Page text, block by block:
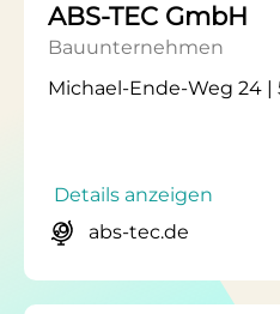
ABS-TEC GmbH
Bauunternehmen
Michael-Ende-Weg 24 |
Details anzeigen
abs-tec.de